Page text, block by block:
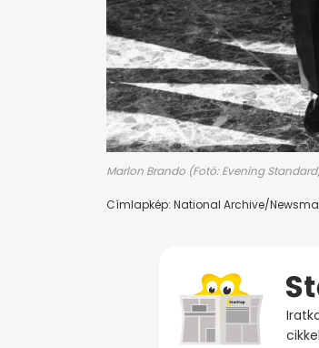
Marlon Brando (Fotó: Evening
Címlapkép: National Archive/